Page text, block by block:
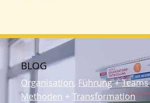
BLOG
Organisation, Führung+Teams
Methoden +Transformation